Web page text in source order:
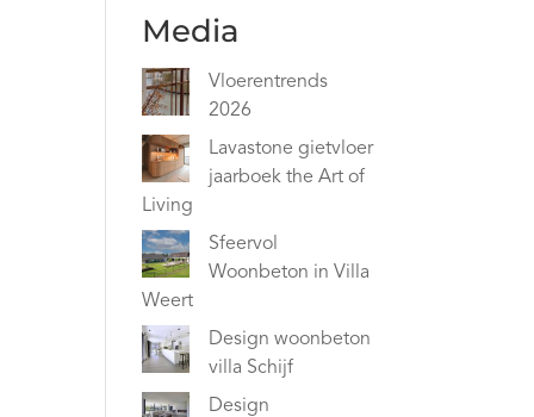
Media
Vloerentrends
2026
Lavastone gietvloer
jaarboek the Art of
Living
Sfeervol
Woonbeton in Villa
Weert
Design woonbeton
villa Schijf
Design